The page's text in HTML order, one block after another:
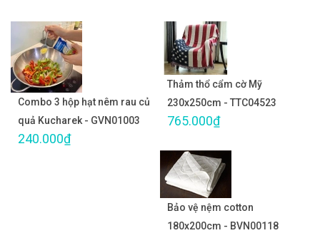
Combo 3 hộp hạt nêm rau củ
quả Kucharek - GVN01003
240.000₫
Thảm thổ cẩm cờ Mỹ
230x250cm - TTC04523
765.000₫
Bảo vệ nệm cotton
180x200cm - BVN00118